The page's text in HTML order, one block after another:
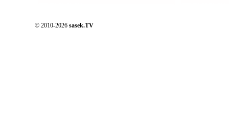
© 2010-2026 sasek.TV